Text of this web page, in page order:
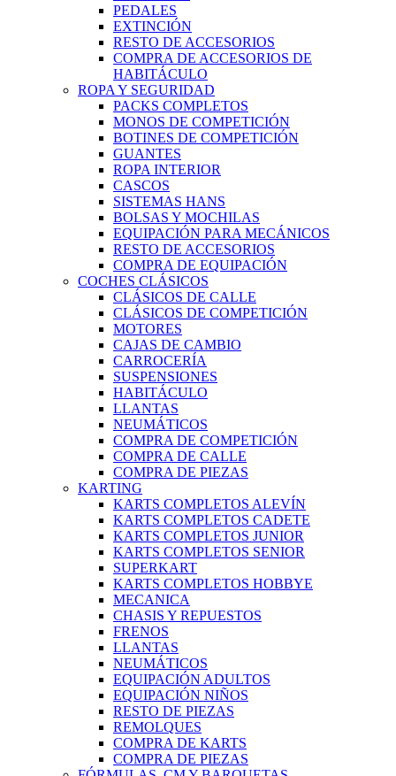
PEDALES
EXTINCIÓN
RESTO DE ACCESORIOS
COMPRA DE ACCESORIOS DE
HABITÁCULO
ROPA Y SEGURIDAD
PACKS COMPLETOS
MONOS DE COMPETICIÓN
BOTINES DE COMPETICIÓN
GUANTES
ROPA INTERIOR
CASCOS
SISTEMAS HANS
BOLSAS Y MOCHILAS
EQUIPACIÓN PARA MECÁNICOS
RESTO DE ACCESORIOS
COMPRA DE EQUIPACIÓN
COCHES CLÁSICOS
CLÁSICOS DE CALLE
CLÁSICOS DE COMPETICIÓN
MOTORES
CAJAS DE CAMBIO
CARROCERÍA
SUSPENSIONES
HABITÁCULO
LLANTAS
NEUMÁTICOS
COMPRA DE COMPETICIÓN
COMPRA DE CALLE
COMPRA DE PIEZAS
KARTING
KARTS COMPLETOS ALEVÍN
KARTS COMPLETOS CADETE
KARTS COMPLETOS JUNIOR
KARTS COMPLETOS SENIOR
SUPERKART
KARTS COMPLETOS HOBBYE
MECANICA
CHASIS Y REPUESTOS
FRENOS
LLANTAS
NEUMÁTICOS
EQUIPACIÓN ADULTOS
EQUIPACIÓN NIÑOS
RESTO DE PIEZAS
REMOLQUES
COMPRA DE KARTS
COMPRA DE PIEZAS